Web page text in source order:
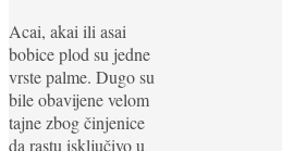
Acai, akai ili asai
bobice plod su jedne
vrste palme. Dugo su
bile obavijene velom
tajne zbog činjenice
da rastu isključivo u